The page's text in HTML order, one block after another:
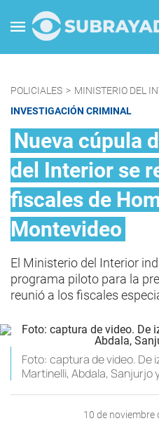
POLICIALES > MINISTERIO DEL
INVESTIGACIÓN CRIMINAL
Nueva cúpula
del Interior se
fiscales de
Montevideo
El Ministerio del Interior
programa piloto para la
reunió a los fiscales
Foto: captura de video. De
Martinelli, Abdala, Sanjurjo
10 de noviembre